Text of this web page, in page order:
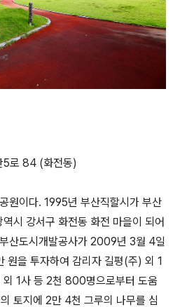
5로 84 (화전동)
원이다. 1995년 부산직할시가 부산
시 강서구 화전동 화전 마을이 되어
산도시개발공사가 2009년 3월 4일
을 투자하여 감리자 길평(주) 외 1
1사 등 2천 800명으로부터 도움
토지에 2만 4천 그루의 나무를 심